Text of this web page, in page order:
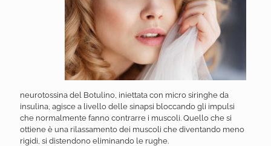
neurotossina del Botulino, iniettata con micro siringhe da
insulina, agisce a livello delle sinapsi bloccando gli impulsi
che normalmente fanno contrarre i muscoli. Quello che si
ottiene è una rilassamento dei muscoli che diventando meno
rigidi, si distendono eliminando le rughe.